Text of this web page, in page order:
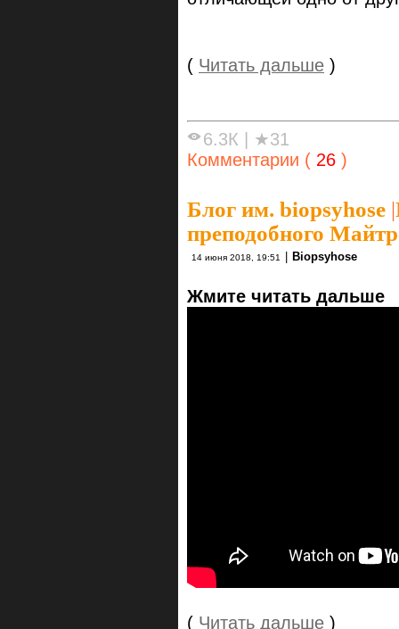
( Читать дальше )
6.3К
★31
Комментарии ( 26 )
Блог им. biopsyhose |
преподобного
14 июня 2018, 19:51 Biopsyhose
Жмите читать дальше
( Читать дальше )